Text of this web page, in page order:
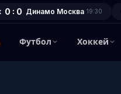
0 : 0 Динамо Москва 19:30
Футбол Хоккей